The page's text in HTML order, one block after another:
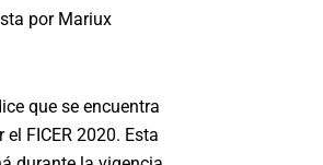
por Mariux
que se encuentra
el FICER 2020. Esta